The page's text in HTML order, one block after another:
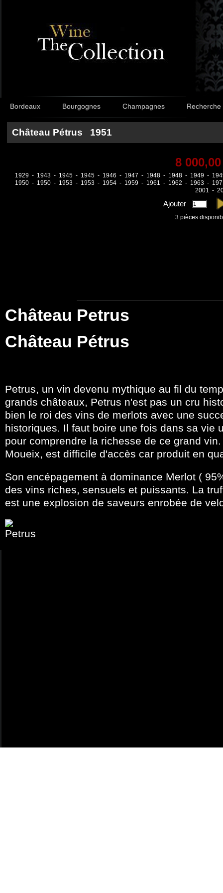
Bordeaux Bourgognes Champagnes Recherche
Château Pétrus 1951
8
1929 - 1943 - 1945 - 1945 - 1946 - 1947 - 1948 - 1948 - 1949 -
1950 - 1950 - 1953 - 1953 - 1954 - 1959 - 1961 - 1962 - 1963 -
2001 -
Ajouter
3 pièces
Château Petrus
Château Pétrus
Petrus, un vin devenu mythique au fil du
grands châteaux, Petrus n'est pas un cru
bien le roi des vins de merlots avec une
historiques. Il faut boire une fois dans sa vie
pour comprendre la richesse de ce grand
Moueix, est difficile d'accès car produit en
Son encépagement à dominance Merlot (
des vins riches, sensuels et puissants. La
est une explosion de saveurs enrobée de